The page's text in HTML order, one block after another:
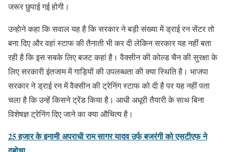
जरूर छुपाई गई होगी।
उन्हाेने कहा कि सवाल यह है कि सरकार ने बड़ी संख्या में ड्राई रन सेंटर तो
बना दिए और वहां स्टाफ की तैनाती भी कर दी लेकिन सरकार यह नहीं बता
रही है कि इस सबके लिए बजट कहां है। वैक्सीन की कोल्ड चैन की सुरक्षा के
लिए सरकारी इंतजाम में गाड़ियों की उपलब्धता की क्या स्थिति है। भाजपा
सरकार ने ड्राई रन में वैक्सीन की ट्रेनिंग स्टाफ को दी है पर यह नहीं पता
चला है कि उन्हें किसने ट्रेंड किया है। आधी अधूरी तैयारी के साथ बिना
विशेषज्ञ ट्रेनिंग दिए जाने का क्या औचित्य है।
25 हजार के इनामी अपराधी राम सागर यादव उर्फ बजरंगी को एसटीएफ ने